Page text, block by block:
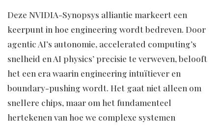
Deze NVIDIA-Synopsys alliantie markeert een
keerpunt in hoe engineering wordt bedreven. Door
agentic AI’s autonomie, accelerated computing’s
snelheid en AI physics’ precisie te verweven, belooft
het een era waarin engineering intuïtiever en
boundary-pushing wordt. Het gaat niet alleen om
snellere chips, maar om het fundamenteel
hertekenen van hoe we complexe systemen